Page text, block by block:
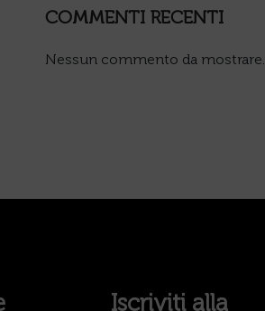
COMMENTI RECENTI
Nessun commento da mostrare.
Iscriviti alla